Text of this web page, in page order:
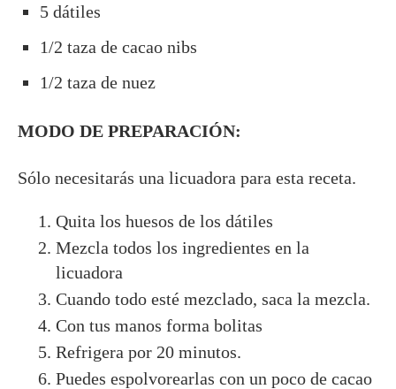
5 dátiles
1/2 taza de cacao nibs
1/2 taza de nuez
MODO DE PREPARACIÓN:
Sólo necesitarás una licuadora para esta receta.
Quita los huesos de los dátiles
Mezcla todos los ingredientes en la
licuadora
Cuando todo esté mezclado, saca la mezcla.
Con tus manos forma bolitas
Refrigera por 20 minutos.
Puedes espolvorearlas con un poco de cacao